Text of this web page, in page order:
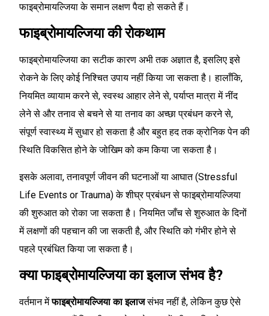
फाइब्रोमायल्जिया के समान लक्षण पैदा हो सकते हैं।
फाइब्रोमायल्जिया की रोकथाम
फाइब्रोमायल्जिया का सटीक कारण अभी तक अज्ञात है, इसलिए इसे
रोकने के लिए कोई निश्चित उपाय नहीं किया जा सकता है। हालाँकि,
नियमित व्यायाम करने से, स्वस्थ आहार लेने से, पर्याप्त मात्रा में नींद
लेने से और तनाव से बचने से या तनाव का अच्छा प्रबंधन करने से,
संपूर्ण स्वास्थ्य में सुधार हो सकता है और बहुत हद तक क्रोनिक पेन की
स्थिति विकसित होने के जोखिम को कम किया जा सकता है।
इसके अलावा, तनावपूर्ण जीवन की घटनाओं या आघात (Stressful
Life Events or Trauma) के शीघ्र प्रबंधन से फाइब्रोमायल्जिया
की शुरुआत को रोका जा सकता है। नियमित जाँच से शुरुआत के दिनों
में लक्षणों की पहचान की जा सकती है, और स्थिति को गंभीर होने से
पहले प्रबंधित किया जा सकता है।
क्या फाइब्रोमायल्जिया का इलाज संभव है?
वर्तमान मेंफाइब्रोमायल्जिया का इलाजसंभव नहीं है, लेकिन कुछ ऐसे